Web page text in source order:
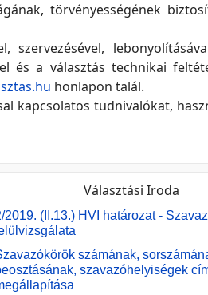
törvényességének
szervezésével,
és a választás technikai
honlapon talál.
kapcsolatos tudnivalókat,
Választási Iroda
2019. (II.13.) HVI határozat -
számának,
szavazóhelyiségek